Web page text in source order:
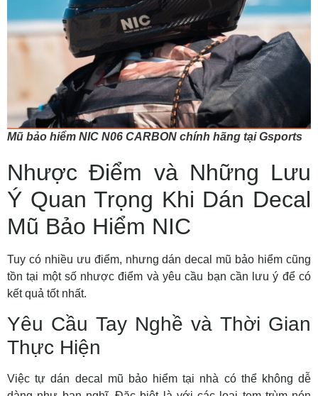
Mũ bảo hiểm NIC N06 CARBON chính hãng tại Gsports
Nhược Điểm và Những Lưu
Ý Quan Trọng Khi Dán Decal
Mũ Bảo Hiểm NIC
Tuy có nhiều ưu điểm, nhưngdán decal mũ bảo hiểm cũng
tồn tại một số nhược điểm và yêu cầu bạn cần lưu ý để có
kết quả tốt nhất.
Yêu Cầu Tay Nghề và Thời Gian
Thực Hiện
Việctự dán decal mũ bảo hiểm tại nhà có thể không dễ